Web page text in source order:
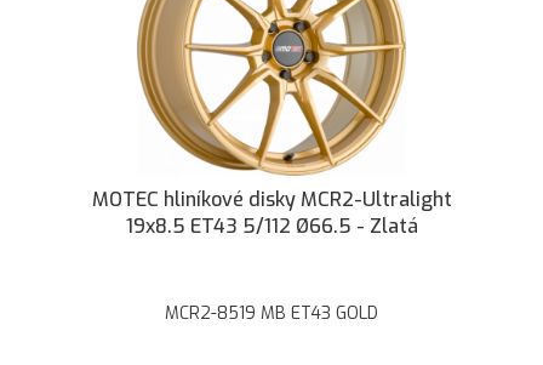
MOTEC hliníkové disky MCR2-Ultralight
19x8.5 ET43 5/112 Ø66.5 - Zlatá
MCR2-8519 MB ET43 GOLD